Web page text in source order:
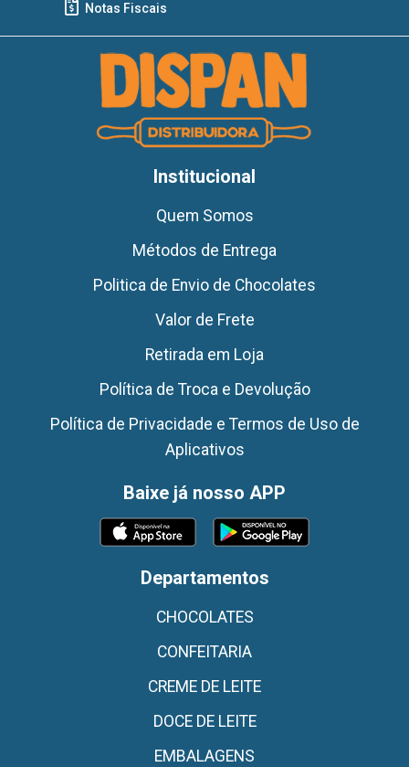
Notas Fiscais
Institucional
Quem Somos
Métodos de Entrega
Politica de Envio de Chocolates
Valor de Frete
Retirada em Loja
Política de Troca e Devolução
Política de Privacidade e Termos de Uso de
Aplicativos
Baixe já nosso APP
Departamentos
CHOCOLATES
CONFEITARIA
CREME DE LEITE
DOCE DE LEITE
EMBALAGENS